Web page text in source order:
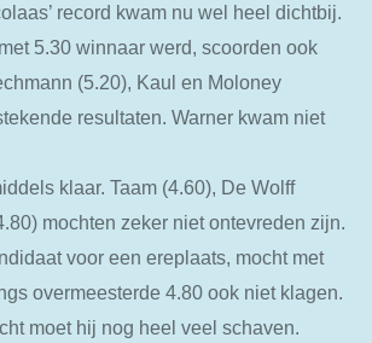
record kwam nu wel heel dichtbij.
5.30 winnaar werd, scoorden ook
(5.20), Kaul en Moloney
resultaten. Warner kwam niet
klaar. Taam (4.60), De Wolff
mochten zeker niet ontevreden zijn.
voor een ereplaats, mocht met
overmeesterde 4.80 ook niet klagen.
moet hij nog heel veel schaven.